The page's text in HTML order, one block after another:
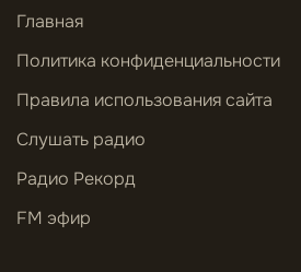
Главная
Политика конфиденциальности
Правила использования сайта
Слушать радио
Радио Рекорд
FM эфир